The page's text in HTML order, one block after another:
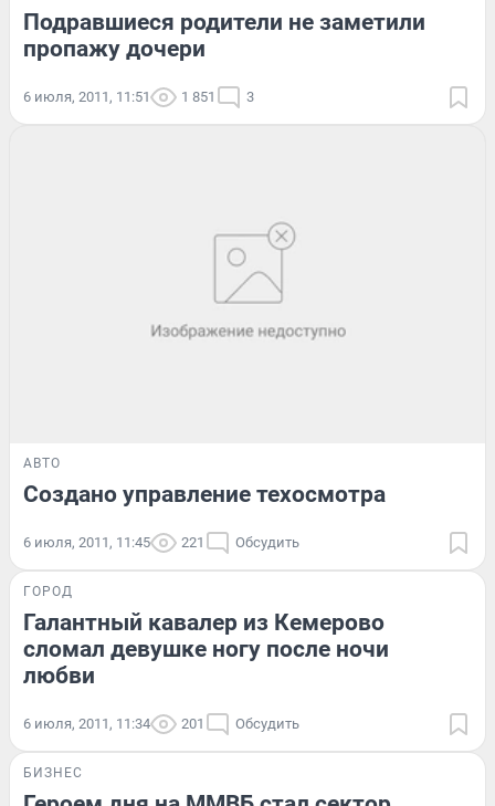
Подравшиеся родители не заметили
пропажу дочери
6 июля, 2011, 11:51 1 851 3
АВТО
Создано управление техосмотра
6 июля, 2011, 11:45 221 Обсудить
ГОРОД
Галантный кавалер из Кемерово
сломал девушке ногу после ночи
любви
6 июля, 2011, 11:34 201 Обсудить
БИЗНЕС